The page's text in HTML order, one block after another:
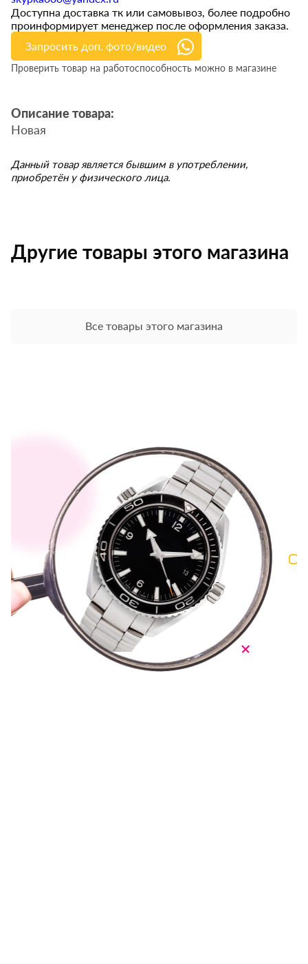
Доступна доставка тк или самовывоз, более подробно
проинформирует менеджер после оформления заказа.
Запросить доп. фото/видео
Проверить товар на работоспособность можно в магазине
Описание товара:
Новая
Данный товар является бывшим в употреблении,
приобретён у физического лица.
Другие товары этого магазина
Все товары этого магазина